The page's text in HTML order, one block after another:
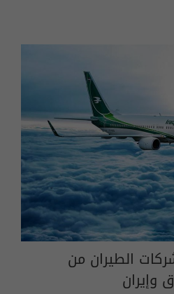
الطيران من
وإيران